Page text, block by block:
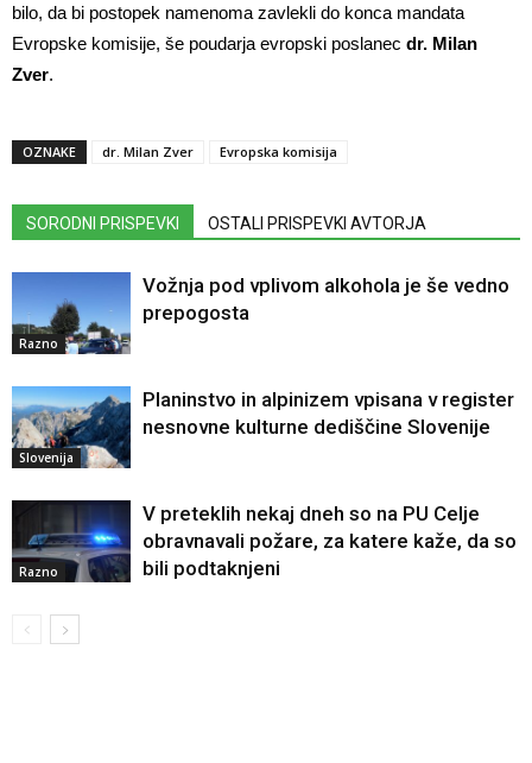
bilo, da bi postopek namenoma zavlekli do konca mandata
Evropske komisije, še poudarja evropski poslanec dr. Milan
Zver.
OZNAKE dr. Milan Zver Evropska komisija
SORODNI PRISPEVKI OSTALI PRISPEVKI AVTORJA
Razno
Vožnja pod vplivom alkohola je še vedno
prepogosta
Slovenija
Planinstvo in alpinizem vpisana v register
nesnovne kulturne dediščine Slovenije
Razno
V preteklih nekaj dneh so na PU Celje
obravnavali požare, za katere kaže, da so
bili podtaknjeni